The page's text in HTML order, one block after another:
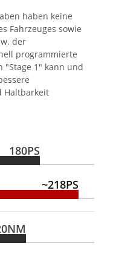
haben keine
Fahrzeuges sowie
der
programmierte
"Stage 1" kann und
Haltbarkeit
180PS
~218PS